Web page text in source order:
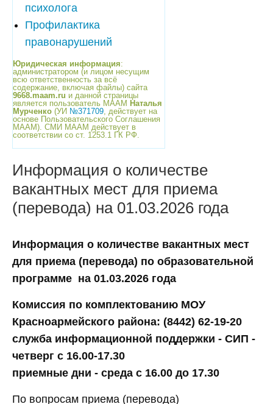
психолога
Профилактика
правонарушений
Юридическая информация:
администратором (и лицом несущим
всю ответственность за всё
содержание, включая файлы) сайта
9668.maam.ru и данной страницы
является пользователь МААМ Наталья
Мурченко (УИ №371709, действует на
основе Пользовательского Соглашения
МААМ). СМИ МААМ действует в
соответствии со ст. 1253.1 ГК РФ.
Информация о количестве
вакантных мест для приема
(перевода) на 01.03.2026 года
Информация о количестве вакантных мест
для приема (перевода) по образовательной
программе на 01.03.2026 года
Комиссия по комплектованию МОУ
Красноармейского района: (8442) 62-19-20
служба информационной поддержки - СИП -
четверг с 16.00-17.30
приемные дни - среда с 16.00 до 17.30
По вопросам приема (перевода)